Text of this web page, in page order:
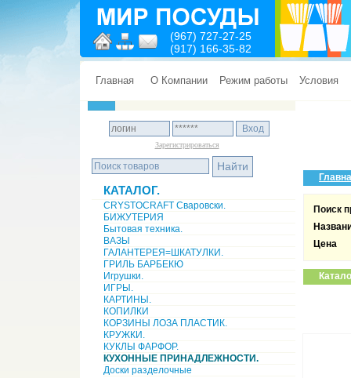
(967) 727-27-25
(917) 166-35-82
Главная О Компании Режим работы Условия
Зарегистрироваться
КАТАЛОГ.
CRYSTOCRAFT Сваровски.
БИЖУТЕРИЯ
Бытовая техника.
ВАЗЫ
ГАЛАНТЕРЕЯ=ШКАТУЛКИ.
ГРИЛЬ БАРБЕКЮ
Игрушки.
ИГРЫ.
КАРТИНЫ.
КОПИЛКИ
КОРЗИНЫ ЛОЗА ПЛАСТИК.
КРУЖКИ.
КУКЛЫ ФАРФОР.
КУХОННЫЕ ПРИНАДЛЕЖНОСТИ.
Доски разделочные
Поиск
Цена